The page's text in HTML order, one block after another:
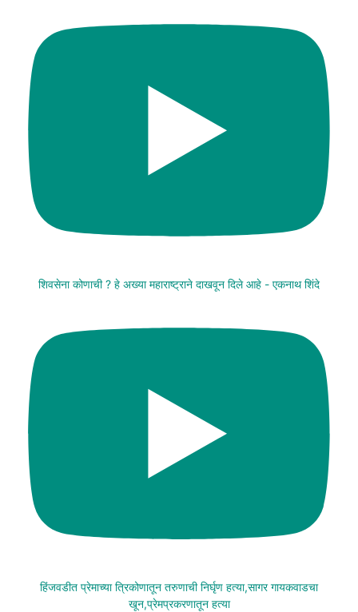
शिवसेना कोणाची ? हे अख्या महाराष्ट्राने दाखवून दिले आहे - एकनाथ शिंदे
हिंजवडीत प्रेमाच्या त्रिकोणातून तरुणाची निर्घृण हत्या,सागर गायकवाडचा
खून,प्रेमप्रकरणातून हत्या